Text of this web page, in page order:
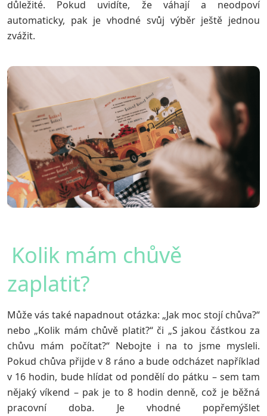
důležité. Pokud uvidíte, že váhají a neodpoví
automaticky, pak je vhodné svůj výběr ještě jednou
zvážit.
Kolik mám chůvě
zaplatit?
Může vás také napadnout otázka: „Jak moc stojí chůva?“
nebo „Kolik mám chůvě platit?“ či „S jakou částkou za
chůvu mám počítat?“ Nebojte i na to jsme mysleli.
Pokud chůva přijde v 8 ráno a bude odcházet například
v 16 hodin, bude hlídat od pondělí do pátku – sem tam
nějaký víkend – pak je to 8 hodin denně, což je běžná
pracovní doba. Je vhodné popřemýšlet